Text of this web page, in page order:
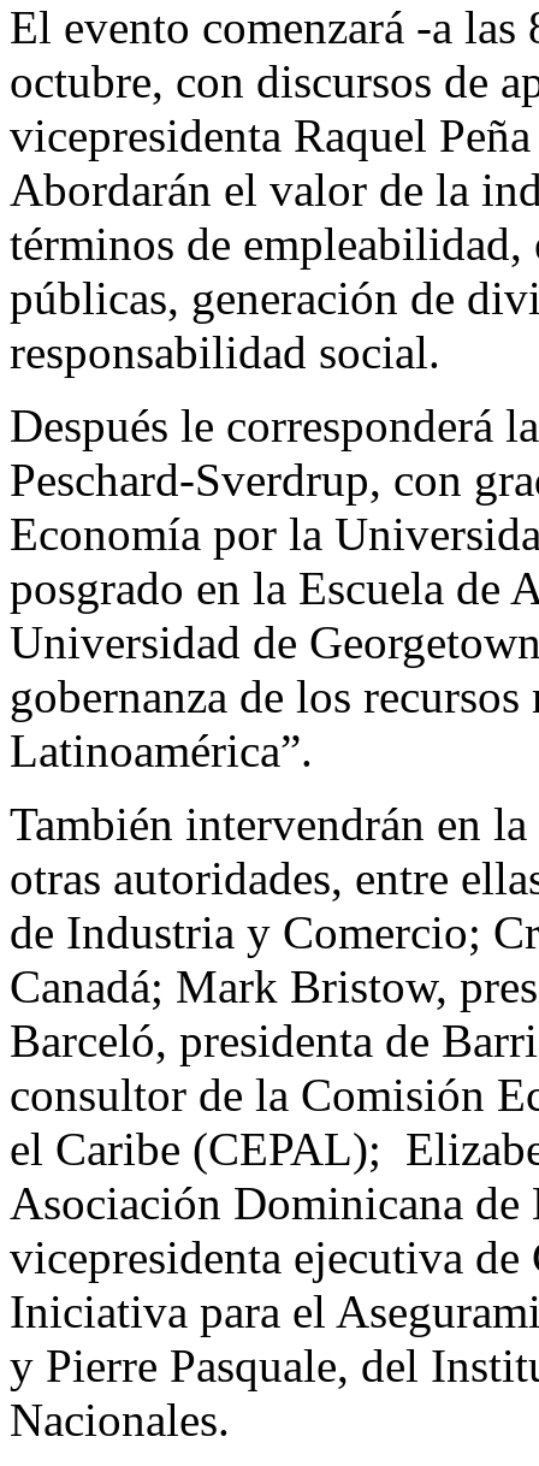
El evento comenzará -a
octubre, con discursos de
vicepresidenta Raquel
Abordarán el valor de la
términos de
públicas, generación de
responsabilidad social.
Después le corresponderá
Peschard-Sverdrup, con
Economía por la
posgrado en la Escuela de
Universidad de
gobernanza de los
Latinoamérica”.
También intervendrán en
otras autoridades, entre
de Industria y Comercio;
Canadá; Mark Bristow,
Barceló, presidenta de
consultor de la Comisión
el Caribe (CEPAL);
Asociación Dominicana
vicepresidenta ejecutiva
Iniciativa para el
y Pierre Pasquale, del
Nacionales.